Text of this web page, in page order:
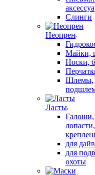
Слинги
Неопрен
Майки,
Носки,
Шлемы,
Ласты
Галоши,
лопасти,
для
для
охоты